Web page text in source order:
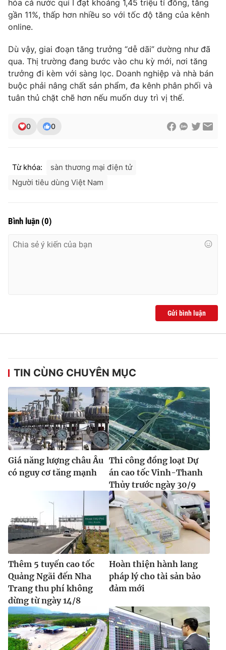
Ðiện thoại Thời báo VTV: 024.66 897 897
Email: toasoan@vtv.vn
thuận bằng văn bản. Ghi rõ nguồn VTV.vn khi phát hành lại
hóa cả nước quí I đạt khoảng 1,45 triệu tỉ đồng, tăng
gần 11%, thấp hơn nhiều so với tốc độ tăng của kênh
online.
Dù vậy, giai đoạn tăng trưởng “dễ dãi” dường như đã
qua. Thị trường đang bước vào chu kỳ mới, nơi tăng
trưởng đi kèm với sàng lọc. Doanh nghiệp và nhà bán
buộc phải nâng chất sản phẩm, đa kênh phân phối và
tuân thủ chặt chẽ hơn nếu muốn duy trì vị thế.
0 0
Từ khóa:
sàn thương mại điện tử
Người tiêu dùng Việt Nam
Bình luận (0)
Gửi bình luận
TIN CÙNG CHUYÊN MỤC
Giá năng lượng châu Âu
có nguy cơ tăng mạnh
Thi công đồng loạt Dự
án cao tốc Vinh-Thanh
Thủy trước ngày 30/9
Thêm 5 tuyến cao tốc
Quảng Ngãi đến Nha
Trang thu phí không
dừng từ ngày 14/8
Hoàn thiện hành lang
pháp lý cho tài sản bảo
đảm mới